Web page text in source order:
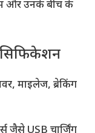
और उनके बीच के
माइलेज, ब्रेकिंग